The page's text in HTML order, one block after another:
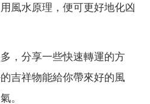
風水原理，便可更好地化凶
，分享一些快速轉運的方
吉祥物能給你帶來好的風
。